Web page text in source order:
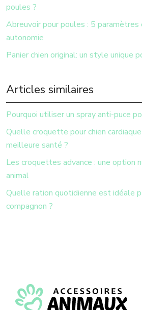
poules ?
Abreuvoir pour poules : 5 paramètres
autonomie
Panier chien original: un style unique
Articles similaires
Pourquoi utiliser un spray anti-puce
Quelle croquette pour chien
meilleure santé ?
Les croquettes advance : une option
animal
Quelle ration quotidienne est idéale
compagnon ?